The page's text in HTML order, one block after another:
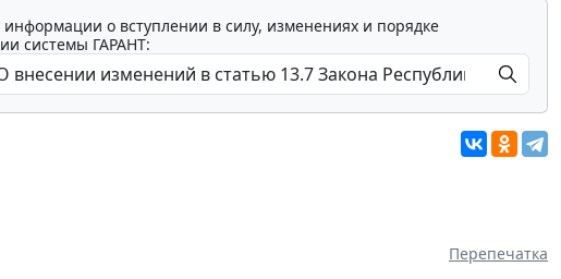
о вступлении в силу, изменениях и порядке
системы ГАРАНТ:
Перепечатка